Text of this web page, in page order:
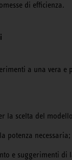
di efficienza.
a una vera e
la scelta del
potenza necessaria;
e suggerimenti di